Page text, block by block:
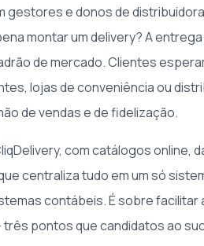
gestores e donos de
montar um delivery? A
de mercado. Clientes
lojas de conveniência ou
de vendas e de fidelização.
com catálogos online,
centraliza tudo em um só
contábeis. É sobre facilitar
três pontos que candidatos ao